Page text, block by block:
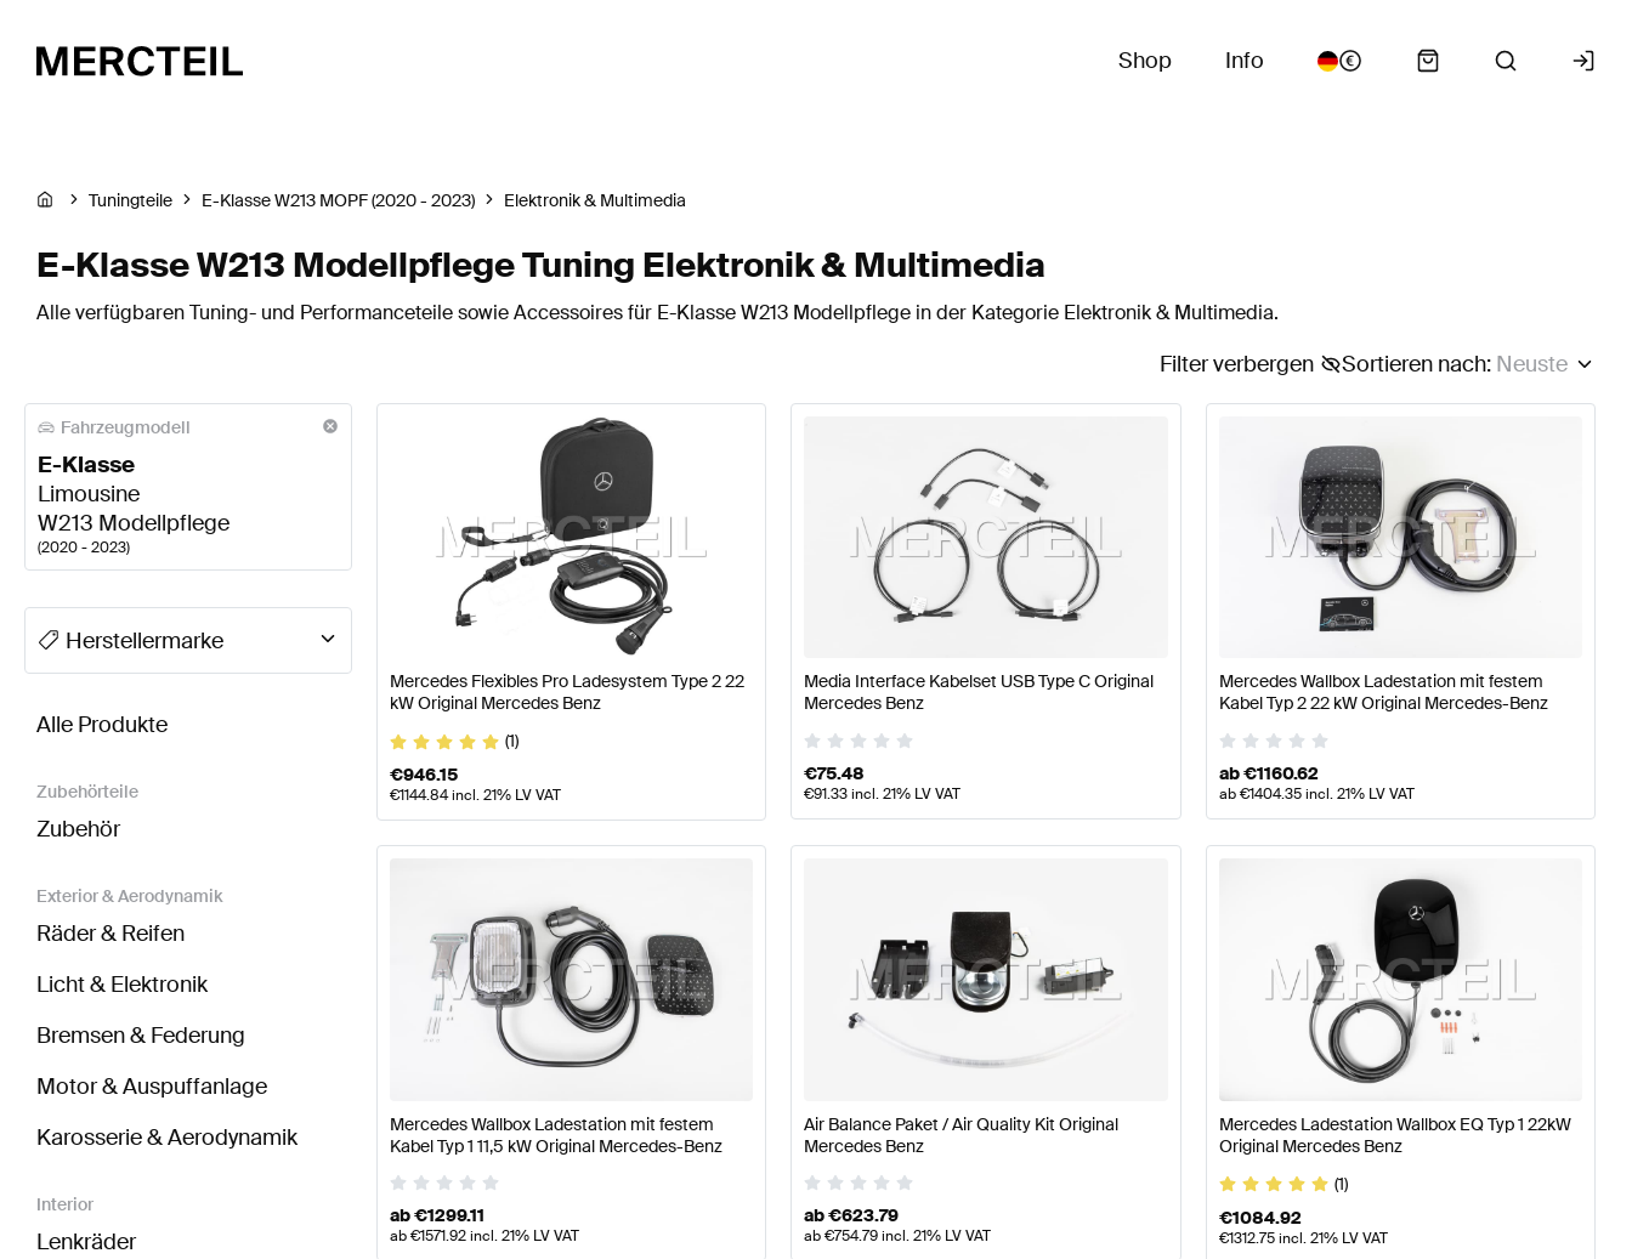
Shop Info
Tuningteile E-Klasse W213 MOPF (2020 - 2023) Elektronik & Multimedia
E-Klasse W213 Modellpflege Tuning Elektronik & Multimedia
Alle verfügbaren Tuning- und Performanceteile sowie Accessoires für E-Klasse W213 Modellpflege in der Kategorie Elektronik & Multimedia.
Sortieren nach: Neuste
Filter verbergen
Fahrzeugmodell
E-Klasse
Limousine
W213 Modellpflege
(2020 - 2023)
A-Klasse Tuning Elektronik & Multimedia A-Klasse W177 Modellpflege Tuning Elektronik & MultimediaA-Klasse W177 Tuning Elektronik & MultimediaA-Klasse
Herstellermarke
BRABUS E-Klasse W213 Modellpflege Elektronik & MultimediaAMG E-Klasse W213 Modellpflege Elektronik & MultimediaMercedes-Benz E-Klasse W213
Alle Produkte
Zubehörteile
Zubehör
Exterior & Aerodynamik
Räder & Reifen
Licht & Elektronik
Bremsen & Federung
Motor & Auspuffanlage
Karosserie & Aerodynamik
Interior
Lenkräder
Mercedes Flexibles Pro Ladesystem Type 2 22
kW Original Mercedes Benz
(1)
€946.15
€1144.84incl. 21% LV VAT
Media Interface Kabelset USB Type C Original
Mercedes Benz
€75.48
€91.33incl. 21% LV VAT
Mercedes Wallbox Ladestation mit festem
Kabel Typ 2 22 kW Original Mercedes-Benz
ab€1160.62
ab€1404.35incl. 21% LV VAT
Mercedes Wallbox Ladestation mit festem
Kabel Typ 1 11,5 kW Original Mercedes-Benz
ab€1299.11
ab€1571.92incl. 21% LV VAT
Air Balance Paket / Air Quality Kit Original
Mercedes Benz
ab€623.79
ab€754.79incl. 21% LV VAT
Mercedes Ladestation Wallbox EQ Typ 1 22kW
Original Mercedes Benz
(1)
€1084.92
€1312.75incl. 21% LV VAT